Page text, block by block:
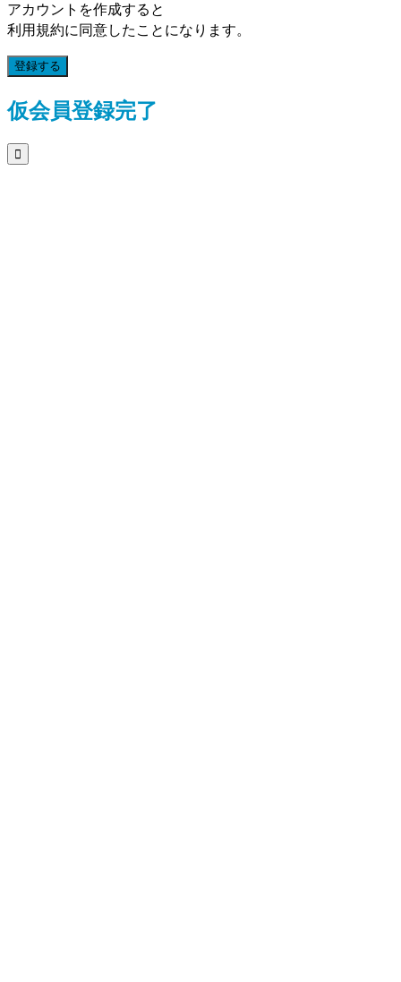
アカウントを作成すると
利用規約に同意したことになります。
登録する
仮会員登録完了
